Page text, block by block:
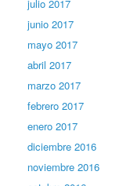
julio 2017
junio 2017
mayo 2017
abril 2017
marzo 2017
febrero 2017
enero 2017
diciembre 2016
noviembre 2016